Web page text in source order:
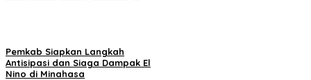
Pemkab Siapkan Langkah
Antisipasi dan Siaga Dampak El
Nino di Minahasa